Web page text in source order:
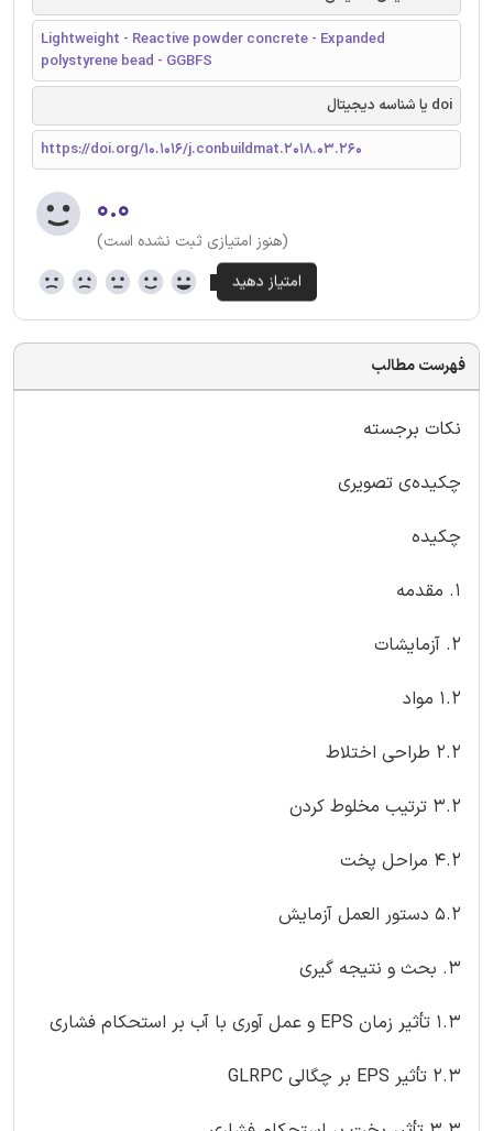
Lightweight - Reactive powder concrete - Expanded
polystyrene bead - GGBFS
doi یا شناسه دیجیتال
https://doi.org/10.1016/j.conbuildmat.2018.03.260
۰.۰
(هنوز امتیازی ثبت نشده است)
فهرست مطالب
نکات برجسته
چکیده‌ی تصویری
چکیده
1. مقدمه
2. آزمایشات
1.2 مواد
2.2 طراحی اختلاط
3.2 ترتیب مخلوط کردن
4.2 مراحل پخت
5.2 دستور العمل آزمایش
3. بحث و نتیجه گیری
1.3 تأثیر زمان EPS و عمل آوری با آب بر استحکام فشاری
2.3 تأثیر EPS بر چگالی GLRPC